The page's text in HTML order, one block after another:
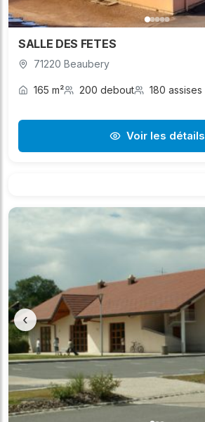
SALLE DES FETES
71220 Beaubery
165 m² 200 debout 180 assises
Voir les détails
‹